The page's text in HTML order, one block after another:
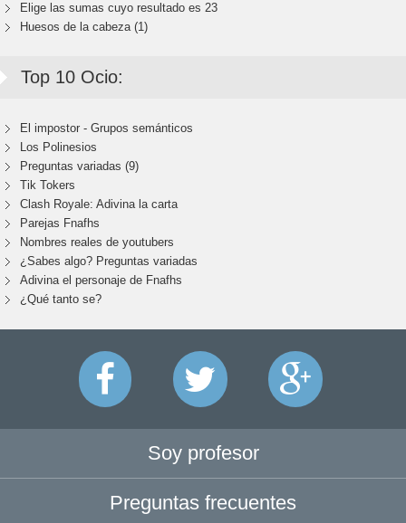
Elige las sumas cuyo resultado es 23
Huesos de la cabeza (1)
Top 10 Ocio:
El impostor - Grupos semánticos
Los Polinesios
Preguntas variadas (9)
Tik Tokers
Clash Royale: Adivina la carta
Parejas Fnafhs
Nombres reales de youtubers
¿Sabes algo? Preguntas variadas
Adivina el personaje de Fnafhs
¿Qué tanto se?
Soy profesor
Preguntas frecuentes